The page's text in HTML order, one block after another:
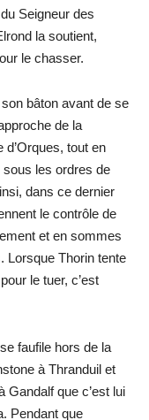
Seigneur des
la soutient,
le chasser.
bâton avant de se
de la
tout en
sous les ordres de
dans ce dernier
le contrôle de
et en sommes
Lorsque Thorin tente
le tuer, c’est
faufile hors de la
à Thranduil et
Gandalf que c’est lui
Pendant que